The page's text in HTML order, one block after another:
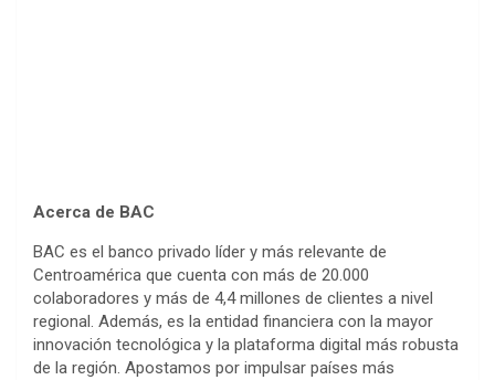
Acerca de BAC
BAC es el banco privado líder y más relevante de
Centroamérica que cuenta con más de 20.000
colaboradores y más de 4,4 millones de clientes a nivel
regional. Además, es la entidad financiera con la mayor
innovación tecnológica y la plataforma digital más robusta
de la región. Apostamos por impulsar países más